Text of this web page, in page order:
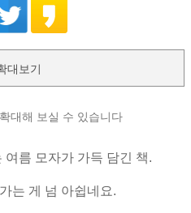
대보기
대해 보실 수 있습니다
름 모자가 가득 담긴 책.
는 게 넘 아쉽네요.